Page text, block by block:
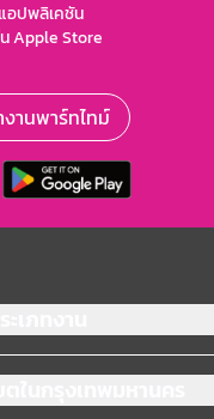
อปพลิเคชัน
Apple Store
งานพาร์ทไทม์
ภทงาน
ในกรุงเทพมหานคร